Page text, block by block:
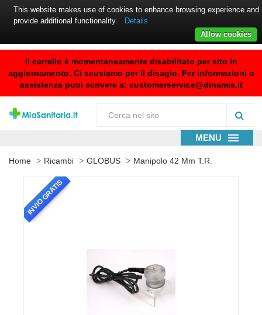
Il carrello è momentaneamente disabilitato per sito in
aggiornamento. Ci scusiamo per il disagio. Per informazioni o
assistenza puoi scrivere a: customerservice@dinamis.it
MENU
Home Ricambi GLOBUS Manipolo 42 Mm T.R.
INVIO GRATIS
This website makes use of cookies to enhance browsing experience and
provide additional functionality.
Details
Allow cookies